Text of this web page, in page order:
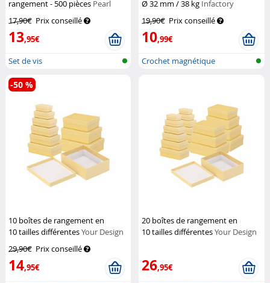
rangement - 500 pièces Pearl
17,90€ Prix conseillé
13,95€
Set de vis
Ø 32 mm / 38 kg Infactory
19,90€ Prix conseillé
10,99€
Crochet magnétique
10 boîtes de rangement en
10 tailles différentesYour Design
29,90€ Prix conseillé
14,95€
-50 %
20 boîtes de rangement en
10 tailles différentesYour Design
26,95€